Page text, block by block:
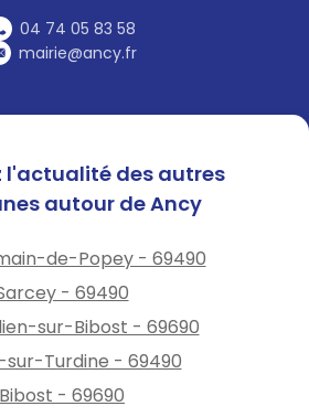
04 74 05 83 58
mairie@ancy.fr
l'actualité des autres
autour de Ancy
de-Popey - 69490
- 69490
sur-Bibost - 69690
sur-Turdine - 69490
Bibost - 69690